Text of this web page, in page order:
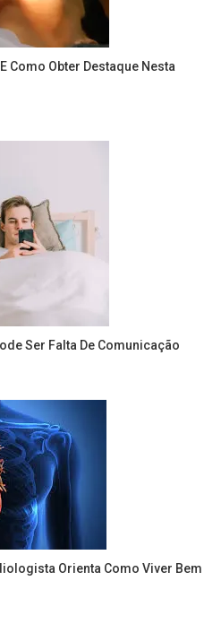
Como Obter Destaque Nesta
Ser Falta De Comunicação
Orienta Como Viver Bem